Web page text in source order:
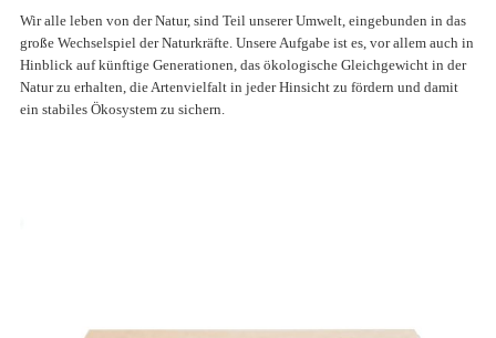
Wir alle leben von der Natur, sind Teil unserer Umwelt, eingebunden in das
große Wechselspiel der Naturkräfte. Unsere Aufgabe ist es, vor allem auch in
Hinblick auf künftige Generationen, das ökologische Gleichgewicht in der
Natur zu erhalten, die Artenvielfalt in jeder Hinsicht zu fördern und damit
ein stabiles Ökosystem zu sichern.